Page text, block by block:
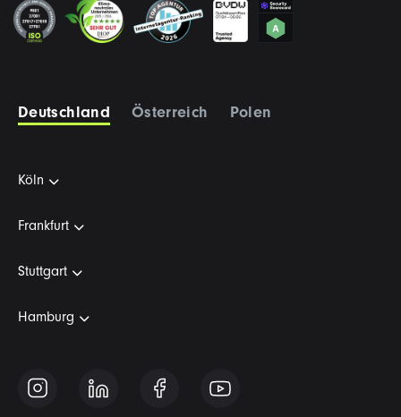
Deutschland Österreich Polen
Köln
Frankfurt
Stuttgart
Hamburg